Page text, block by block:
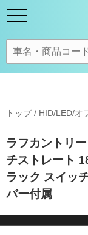
トップ/ HID/LED/オ
ラフカントリ
チストレート
ラック スイッ
バー付属